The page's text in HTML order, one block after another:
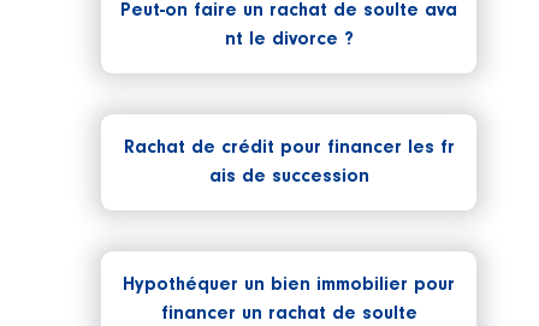
Peut-on faire un rachat de soulte ava
nt le divorce ?
Rachat de crédit pour financer les fr
ais de succession
Hypothéquer un bien immobilier pour
financer un rachat de soulte